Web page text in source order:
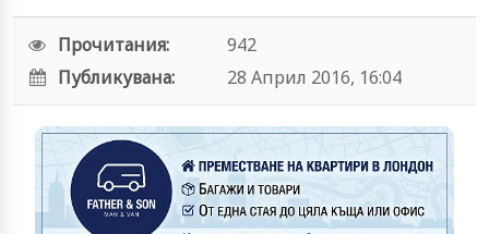
Прочитания:
942
Публикувана:
28 Април 2016, 16:04